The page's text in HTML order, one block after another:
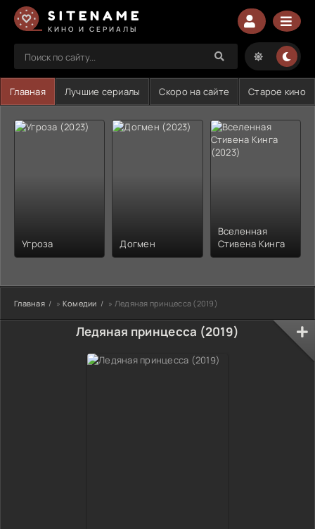
SITENAME
КИНО И СЕРИАЛЫ
Главная Лучшие сериалы Скоро на сайте Старое кино
Угроза Догмен
Вселенная
Стивена Кинга
Главная » Комедии » Ледяная принцесса (2019)
Ледяная принцесса (2019)